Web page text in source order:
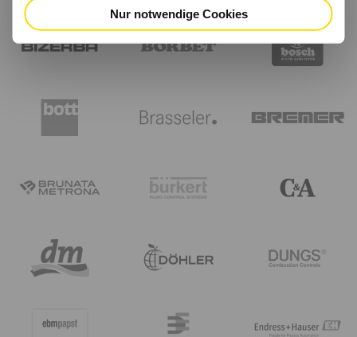
Nur notwendige Cookies